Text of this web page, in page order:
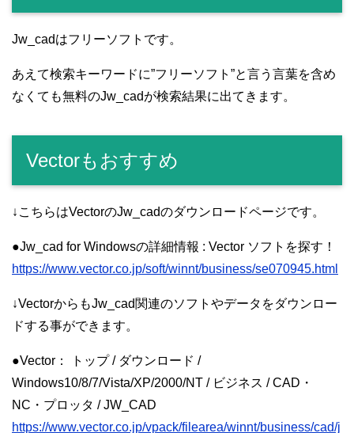
Jw_cadはフリーソフトです。
あえて検索キーワードに”フリーソフト”と言う言葉を含め
なくても無料のJw_cadが検索結果に出てきます。
Vectorもおすすめ
↓こちらはVectorのJw_cadのダウンロードページです。
●Jw_cad for Windowsの詳細情報 : Vector ソフトを探す！
https://www.vector.co.jp/soft/winnt/business/se070945.html
↓VectorからもJw_cad関連のソフトやデータをダウンロー
ドする事ができます。
●Vector： トップ / ダウンロード /
Windows10/8/7/Vista/XP/2000/NT / ビジネス / CAD・
NC・プロッタ / JW_CAD
https://www.vector.co.jp/vpack/filearea/winnt/business/cad/j